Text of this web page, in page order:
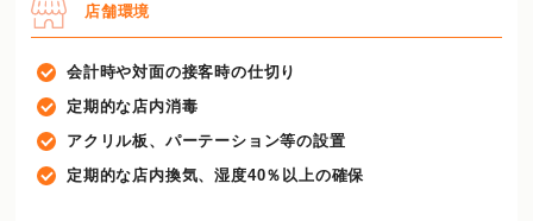
店舗環境
会計時や対面の接客時の仕切り
定期的な店内消毒
アクリル板、パーテーション等の設置
定期的な店内換気、湿度40％以上の確保